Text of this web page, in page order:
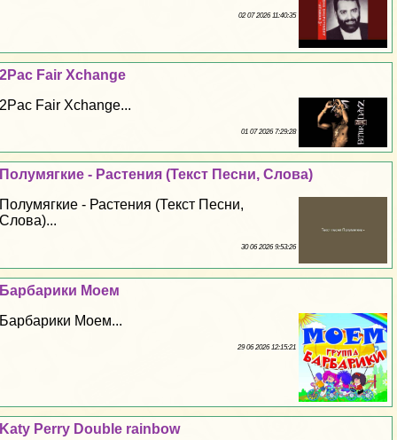
02 07 2026 11:40:35
2Pac Fair Xchange
2Pac Fair Xchange...
01 07 2026 7:29:28
Полумягкие - Растения (Текст Песни, Слова)
Полумягкие - Растения (Текст Песни,
Слова)...
30 06 2026 9:53:26
Барбарики Моем
Барбарики Моем...
29 06 2026 12:15:21
Katy Perry Double rainbow